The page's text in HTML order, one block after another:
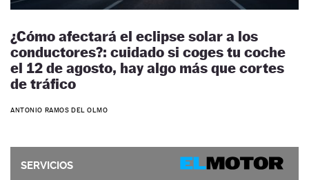
¿Cómo afectará el eclipse solar a los
conductores?: cuidado si coges tu coche
el 12 de agosto, hay algo más que cortes
de tráfico
ANTONIO RAMOS DEL OLMO